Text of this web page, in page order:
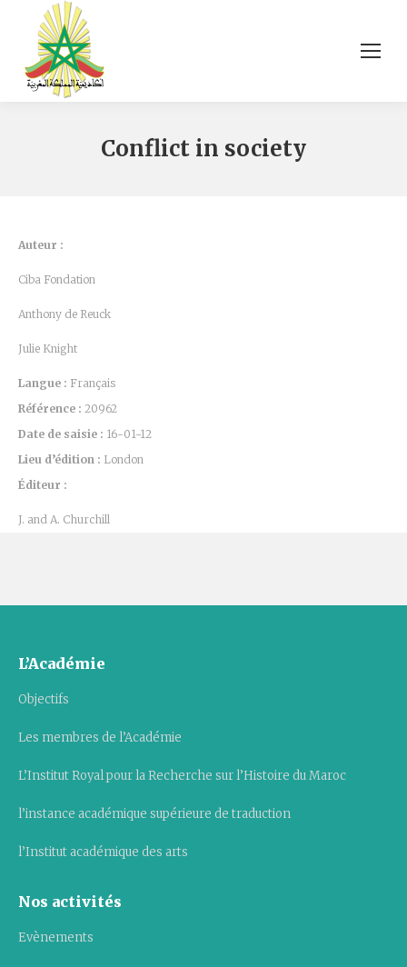
Conflict in society
Auteur :
Ciba Fondation
Anthony de Reuck
Julie Knight
Langue : Français
Référence : 20962
Date de saisie : 16-01-12
Lieu d’édition : London
Éditeur :
J. and A. Churchill
L’Académie
Objectifs
Les membres de l’Académie
L’Institut Royal pour la Recherche sur l’Histoire du Maroc
l’instance académique supérieure de traduction
l’Institut académique des arts
Nos activités
Evènements